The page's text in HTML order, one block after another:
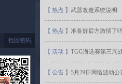
【 热点 】 武器改造系统说明
【 热点 】 准备好后方激情了
【 活动 】 TGG海选赛第三周
【 公告 】 5月29日网络波动公
找回密码